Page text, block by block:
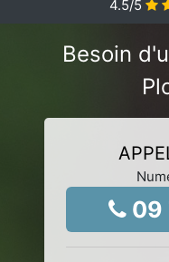
4.5/5
Besoin
09